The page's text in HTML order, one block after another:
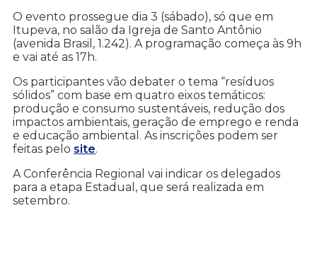
O evento prossegue dia 3 (sábado), só que em
Itupeva, no salão da Igreja de Santo Antônio
(avenida Brasil, 1.242). A programação começa às 9h
e vai até as 17h.
Os participantes vão debater o tema “resíduos
sólidos” com base em quatro eixos temáticos:
produção e consumo sustentáveis, redução dos
impactos ambientais, geração de emprego e renda
e educação ambiental. As inscrições podem ser
feitas pelo site.
A Conferência Regional vai indicar os delegados
para a etapa Estadual, que será realizada em
setembro.